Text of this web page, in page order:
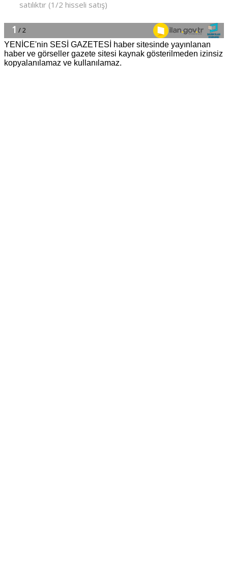
YENİCE'nin SESİ GAZETESİ haber sitesinde yayınlanan
haber ve görseller gazete sitesi kaynak gösterilmeden izinsiz
kopyalanılamaz ve kullanılamaz.